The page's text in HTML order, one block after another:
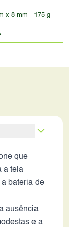
x 8 mm - 175 g
que
a tela
bateria de
ausência
e a